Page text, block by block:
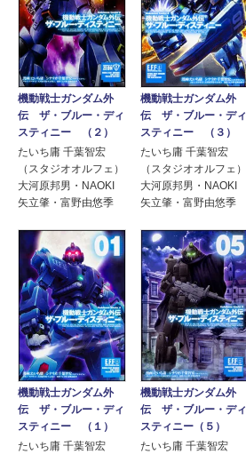
機動戦士ガンダム外
伝 ザ・ブルー・ディ
スティニー （２）
たいち庸 千葉智宏
（スタジオオルフェ）
大河原邦男・NAOKI
矢立肇・富野由悠季
機動戦士ガンダム外
伝 ザ・ブルー・ディ
スティニー （３）
たいち庸 千葉智宏
（スタジオオルフェ）
大河原邦男・NAOKI
矢立肇・富野由悠季
機動戦士ガンダム外
伝 ザ・ブルー・ディ
スティニー （１）
たいち庸 千葉智宏
機動戦士ガンダム外
伝 ザ・ブルー・ディ
スティニー（５）
たいち庸 千葉智宏